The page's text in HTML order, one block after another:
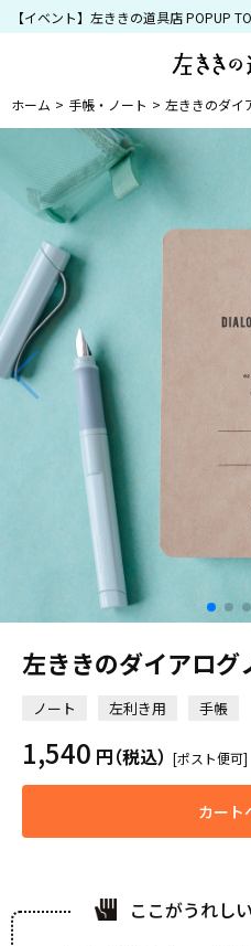
【イベント】左ききの道具店 POPUP
ホーム 手帳・ノート 左ききのダイ
ここがうれし
左ききのダイアログ
ノート 左利き用 手帳
1,540 円（税込）[ポスト便可]
カート